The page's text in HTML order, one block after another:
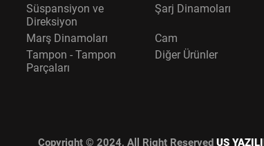
Süspansiyon ve
Direksiyon
Şarj Dinamoları
Marş Dinamoları
Cam
Tampon - Tampon
Parçaları
Diğer Ürünler
Copyright © 2024, All Right Reserved US